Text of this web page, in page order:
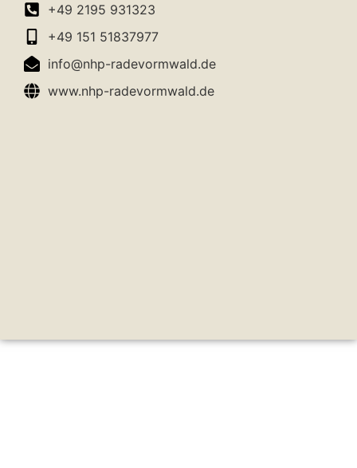
+49 2195 931323
+49 151 51837977
info@nhp-radevormwald.de
www.nhp-radevormwald.de